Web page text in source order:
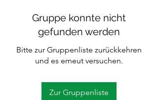
Gruppe konnte nicht
gefunden werden
Bitte zur Gruppenliste zurückkehren
und es erneut versuchen.
Zur Gruppenliste